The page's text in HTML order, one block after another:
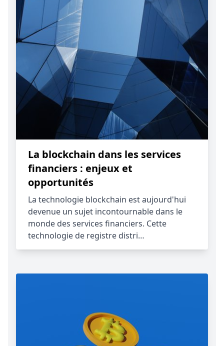
La blockchain dans les services
financiers : enjeux et
opportunités
La technologie blockchain est aujourd'hui
devenue un sujet incontournable dans le
monde des services financiers. Cette
technologie de registre distri…